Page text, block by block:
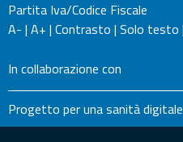
Partita Iva/Codice Fiscale
A- | A+ | Contrasto | Solo testo |
In collaborazione con
Progetto per una sanità